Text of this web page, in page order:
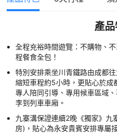
產
全程充裕時間遊覽：不購物、
程餐食全包！
特別安排乘坐川青鐵路由成都
縮短車程約5小時，更貼心於成
專人陪同引導、專用候車區域
李到列車車廂。
九寨溝保證連續2晚《獨家》九
房)，貼心為永安貴賓安排專屬